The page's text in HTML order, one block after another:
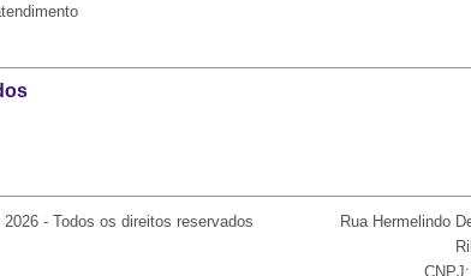
- Todos os direitos reservados
Rua Hermelindo